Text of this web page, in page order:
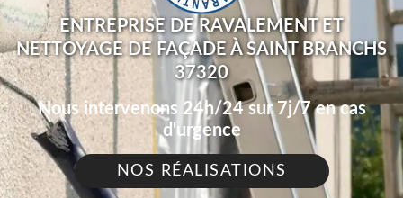
ENTREPRISE DE RAVALEMENT ET
NETTOYAGE DE FAÇADE À SAINT BRANCHS
37320
Nous intervenons 24h/24 sur 7j/7 en cas
d'urgence
NOS RÉALISATIONS